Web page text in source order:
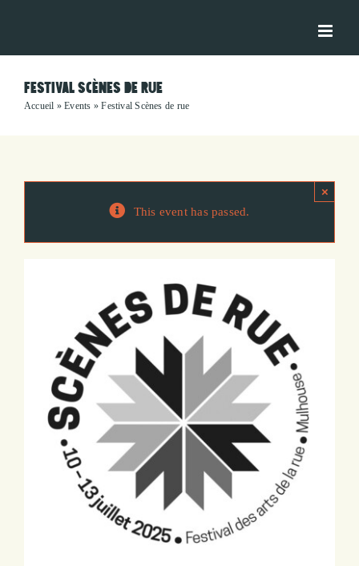
FESTIVAL SCÈNES DE RUE
Accueil »Events »Festival Scènes de rue
This event has passed.
×